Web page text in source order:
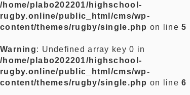
/home/plabo202201/highschool-
rugby.online/public_html/cms/wp-
content/themes/rugby/single.php on line5
Warning: Undefined array key 0 in
/home/plabo202201/highschool-
rugby.online/public_html/cms/wp-
content/themes/rugby/single.php on line6